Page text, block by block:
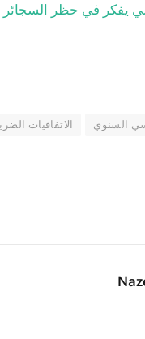
يفكر في حظر السجائر
السنوي الاتفاقيات